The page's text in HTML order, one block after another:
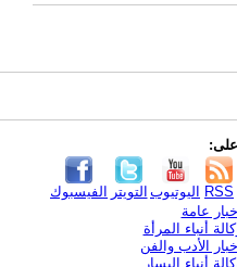
على:
الفيسبوك التويتر اليوتيوب RSS
عامة
أنباء المرأة
الأدب والفن
أنباء اليسار